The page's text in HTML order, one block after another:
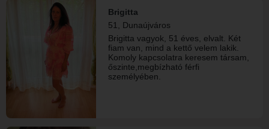
Brigitta
51, Dunaújváros
Brigitta vagyok, 51 éves, elvalt. Két
fiam van, mind a kettő velem lakik.
Komoly kapcsolatra keresem társam,
őszinte,megbízható férfi
személyében.